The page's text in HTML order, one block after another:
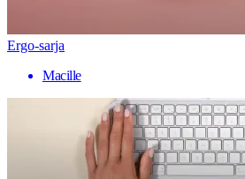
Ergo-sarja
Macille